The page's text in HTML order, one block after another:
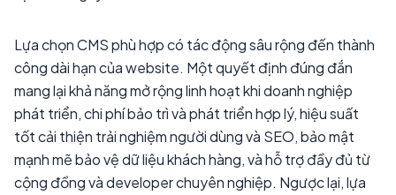
Lựa chọn CMS phù hợp có tác động sâu rộng đến thành
công dài hạn của website. Một quyết định đúng đắn
mang lại khả năng mở rộng linh hoạt khi doanh nghiệp
phát triển, chi phí bảo trì và phát triển hợp lý, hiệu suất
tốt cải thiện trải nghiệm người dùng và SEO, bảo mật
mạnh mẽ bảo vệ dữ liệu khách hàng, và hỗ trợ đầy đủ từ
cộng đồng và developer chuyên nghiệp. Ngược lại, lựa